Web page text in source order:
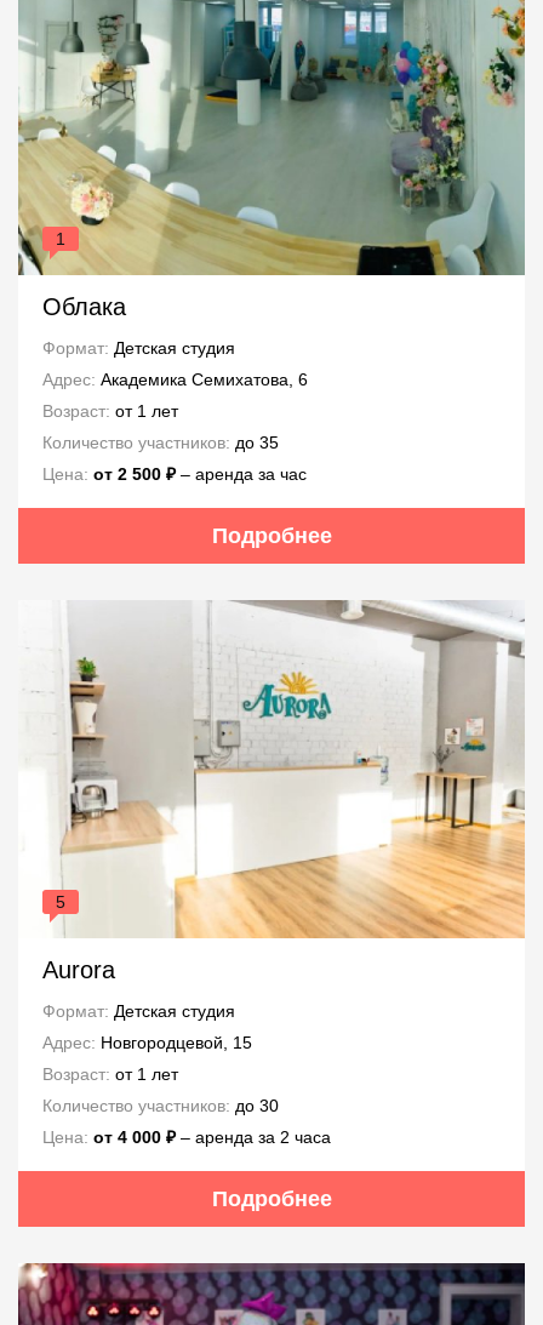
1
Облака
Формат: Детская студия
Адрес: Академика Семихатова, 6
Возраст: от 1 лет
Количество участников: до 35
Цена: от 2 500 ₽– аренда за час
Подробнее
5
Aurora
Формат: Детская студия
Адрес: Новгородцевой, 15
Возраст: от 1 лет
Количество участников: до 30
Цена: от 4 000 ₽– аренда за 2 часа
Подробнее